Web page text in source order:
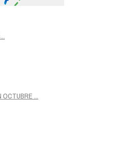
OCTUBRE ...